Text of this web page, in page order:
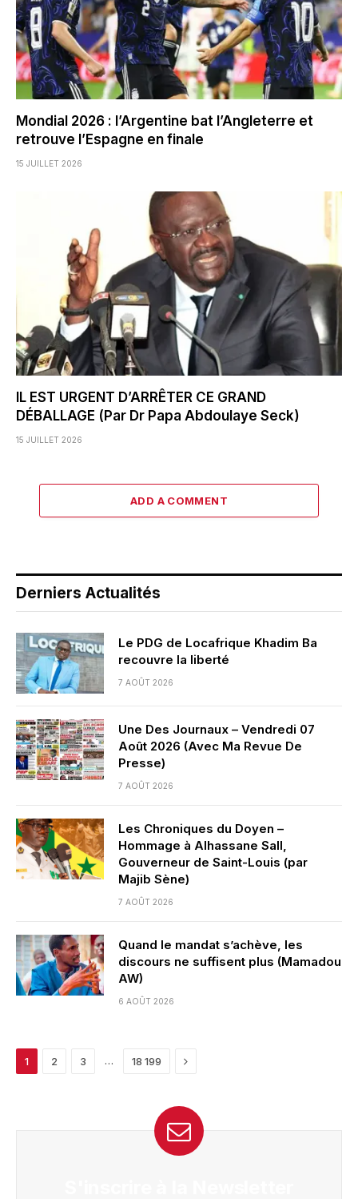
Mondial 2026 : l’Argentine bat l’Angleterre et
retrouve l’Espagne en finale
15 JUILLET 2026
IL EST URGENT D’ARRÊTER CE GRAND
DÉBALLAGE (Par Dr Papa Abdoulaye Seck)
15 JUILLET 2026
ADD A COMMENT
Derniers Actualités
Le PDG de Locafrique Khadim Ba
recouvre la liberté
7 AOÛT 2026
Une Des Journaux – Vendredi 07
Août 2026 (Avec Ma Revue De
Presse)
7 AOÛT 2026
Les Chroniques du Doyen –
Hommage à Alhassane Sall,
Gouverneur de Saint-Louis (par
Majib Sène)
7 AOÛT 2026
Quand le mandat s’achève, les
discours ne suffisent plus (Mamadou
AW)
6 AOÛT 2026
1 2 3 … 18 199 Next